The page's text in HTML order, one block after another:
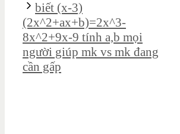
biết (x-3)
(2x^2+ax+b)=2x^3-
8x^2+9x-9 tính a,b mọi
người giúp mk vs mk đang
cần gấp